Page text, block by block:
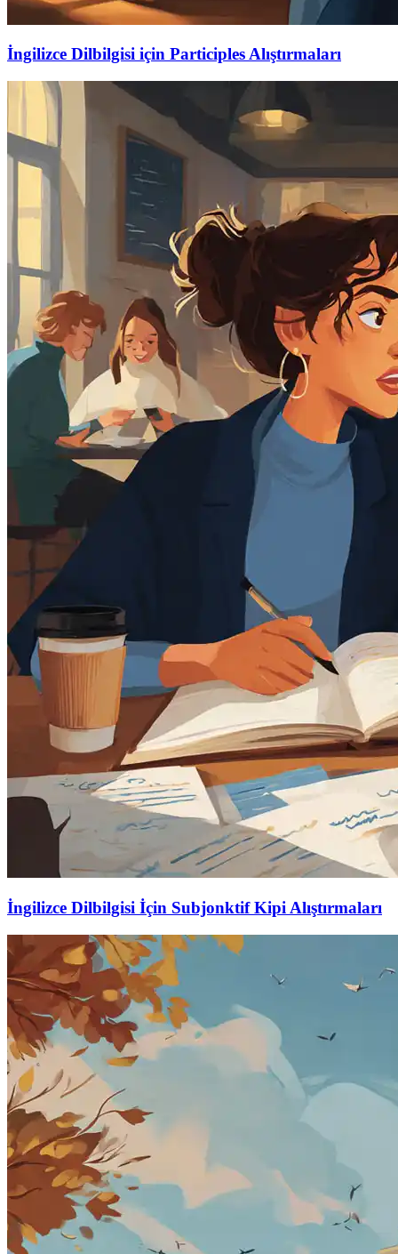
İngilizce Dilbilgisi için Participles Alıştırmaları
İngilizce Dilbilgisi İçin Subjonktif Kipi Alıştırmaları